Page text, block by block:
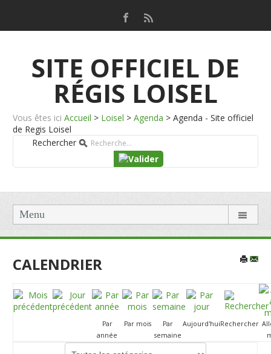
SITE OFFICIEL DE
RÉGIS LOISEL
Vous êtes ici Accueil > Loisel > Agenda > Agenda - Site officiel
de Regis Loisel
Rechercher
Menu
CALENDRIER
Par
année
Par mois
Par
semaine
Aujourd'huiRechercher
Choisissez une catégorie pour filtrer la liste